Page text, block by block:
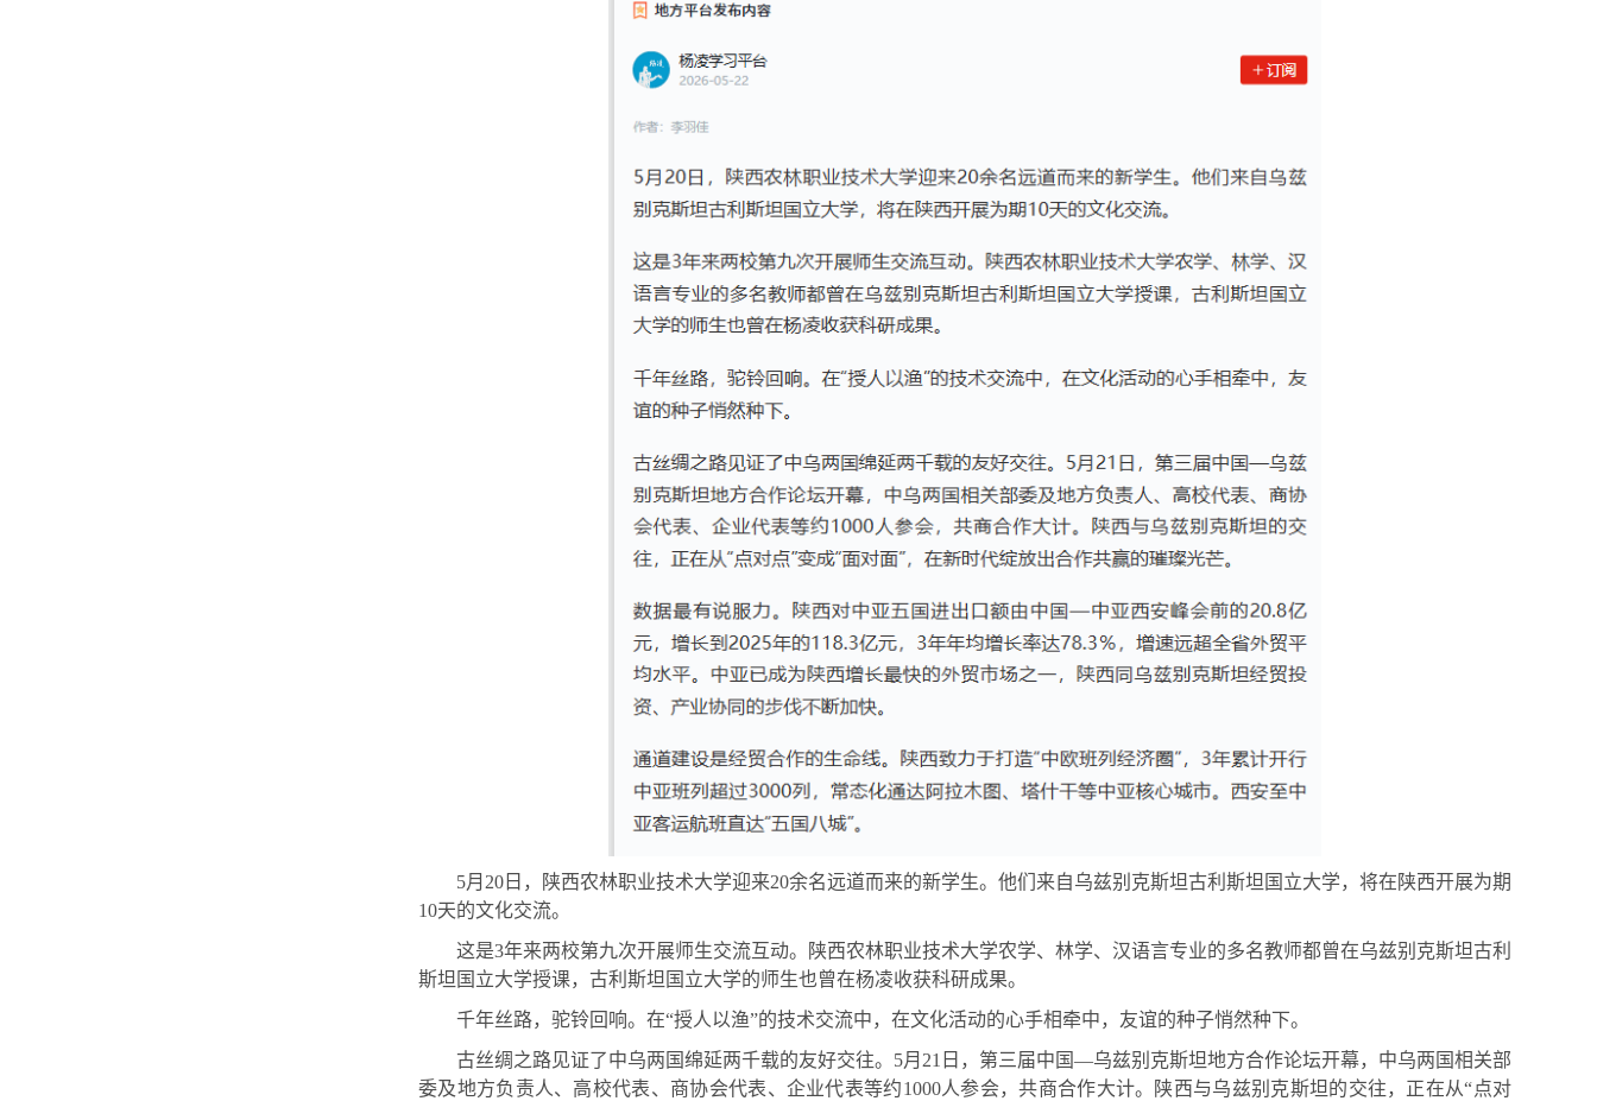
5月20日，陕西农林职业技术大学迎来20余名远道而来的新学生。他们来自乌兹别克斯坦古利斯坦国立大学，将在陕西开展为期
10天的文化交流。
这是3年来两校第九次开展师生交流互动。陕西农林职业技术大学农学、林学、汉语言专业的多名教师都曾在乌兹别克斯坦古利
斯坦国立大学授课，古利斯坦国立大学的师生也曾在杨凌收获科研成果。
千年丝路，驼铃回响。在“授人以渔”的技术交流中，在文化活动的心手相牵中，友谊的种子悄然种下。
古丝绸之路见证了中乌两国绵延两千载的友好交往。5月21日，第三届中国—乌兹别克斯坦地方合作论坛开幕，中乌两国相关部
委及地方负责人、高校代表、商协会代表、企业代表等约1000人参会，共商合作大计。陕西与乌兹别克斯坦的交往，正在从“点对